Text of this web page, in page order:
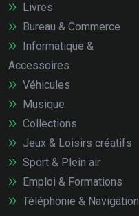
Livres
Bureau & Commerce
Informatique &
Accessoires
Véhicules
Musique
Collections
Jeux & Loisirs créatifs
Sport & Plein air
Emploi & Formations
Téléphonie & Navigation